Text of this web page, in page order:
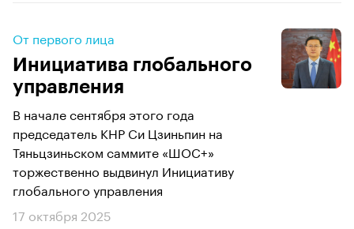
От первого лица
Инициатива глобального
управления
В начале сентября этого года
председатель КНР Си Цзиньпин на
Тяньцзиньском саммите «ШОС+»
торжественно выдвинул Инициативу
глобального управления
17 октября 2025